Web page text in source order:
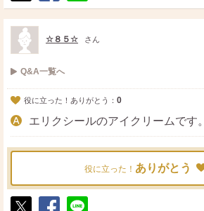
ポ
ス
ト
シ
ェ
送
る
☆８５☆ さん
Q&A一覧へ
役に立った！ありがとう： 0
エリクシールのアイクリームです。
役に立った！ ありがとう